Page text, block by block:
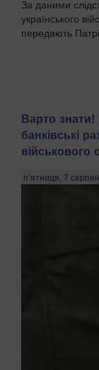
За даними
українського
передають
Варто
банківські
військового
п’ятниця, 7